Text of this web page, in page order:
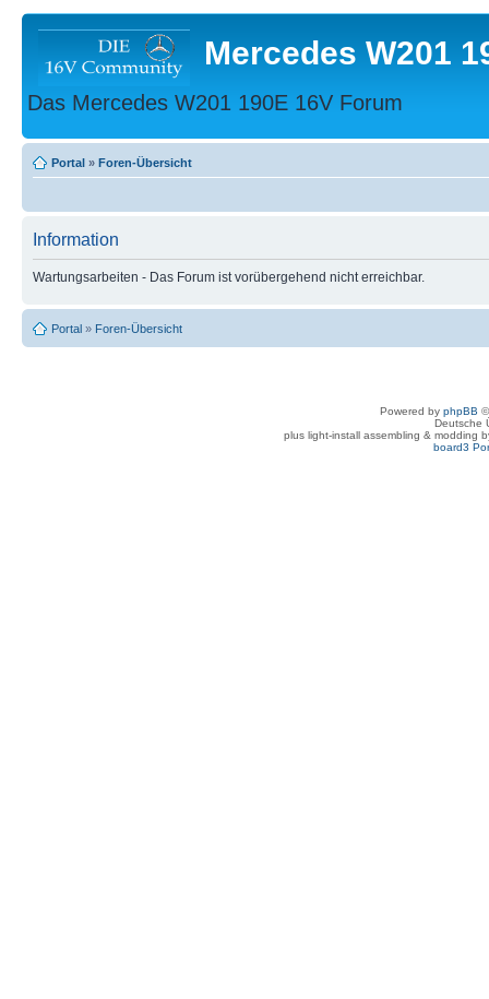
Mercedes W201
Das Mercedes W201 190E 16V Forum
Portal » Foren-Übersicht
Information
Wartungsarbeiten - Das Forum ist vorübergehend nicht erreichbar.
Portal » Foren-Übersicht
Powered by phpBB
Deutsche
plus light-install assembling & modding
board3